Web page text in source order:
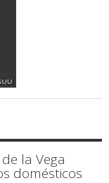
la Vega
domésticos